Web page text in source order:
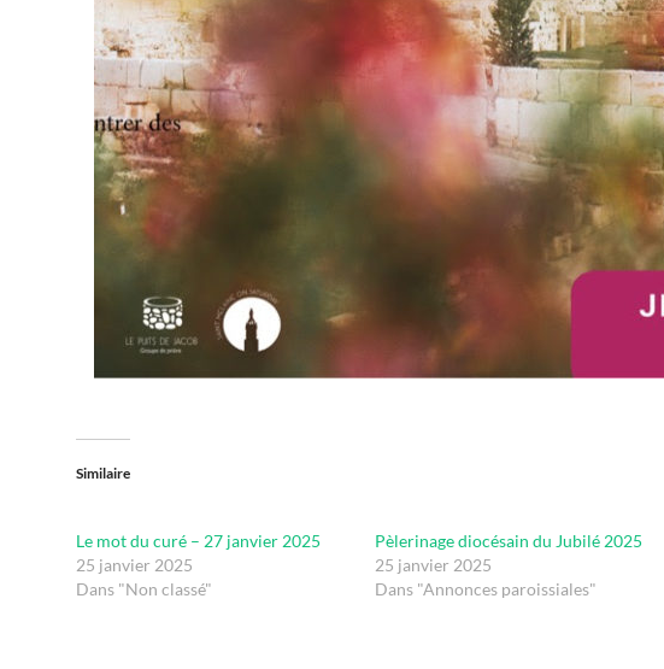
Similaire
Le mot du curé – 27 janvier 2025
25 janvier 2025
Dans "Non classé"
Pèlerinage diocésain du Jubilé 2025
25 janvier 2025
Dans "Annonces paroissiales"